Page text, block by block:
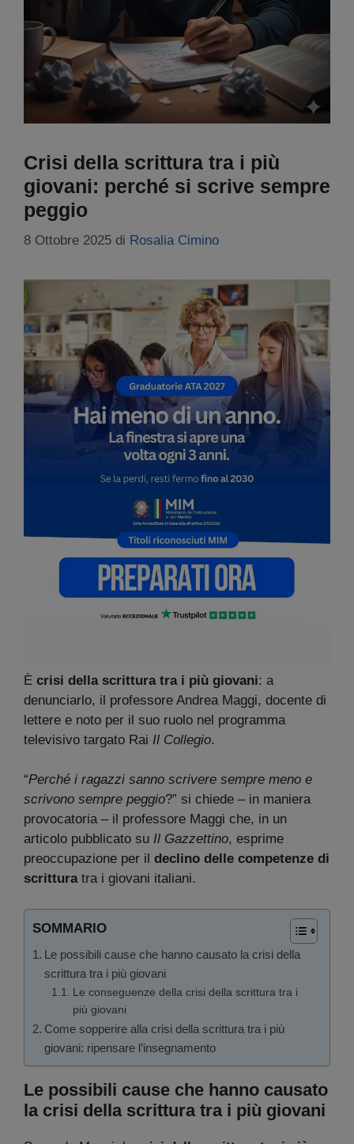
Crisi della scrittura tra i più
giovani: perché si scrive sempre
peggio
8 Ottobre 2025 di Rosalia Cimino
È crisi della scrittura tra i più giovani: a
denunciarlo, il professore Andrea Maggi, docente di
lettere e noto per il suo ruolo nel programma
televisivo targato Rai Il Collegio.
“Perché i ragazzi sanno scrivere sempre meno e
scrivono sempre peggio?” si chiede – in maniera
provocatoria – il professore Maggi che, in un
articolo pubblicato su Il Gazzettino, esprime
preoccupazione per il declino delle competenze di
scritturatra i giovani italiani.
SOMMARIO
Le possibili cause che hanno causato la crisi della
scrittura tra i più giovani
Le conseguenze della crisi della scrittura tra i
più giovani
Come sopperire alla crisi della scrittura tra i più
giovani: ripensare l’insegnamento
Le possibili cause che hanno causato
la crisi della scrittura tra i più giovani